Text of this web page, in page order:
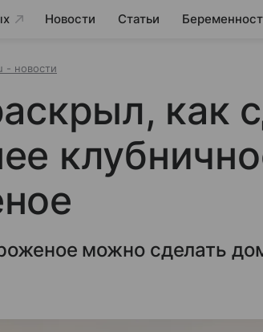
Новости Статьи
- новости
как
можно сделать